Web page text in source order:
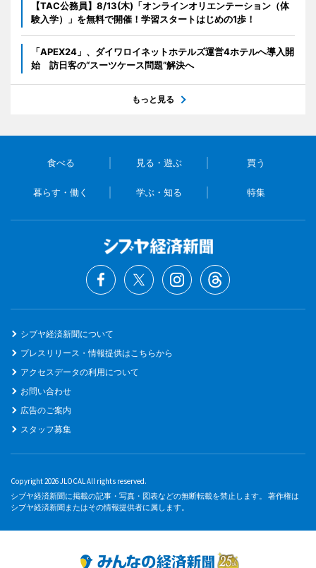
【TAC公務員】8/13(木)「オンラインオリエンテーション（体
験入学）」を無料で開催！学習スタートはじめの1歩！
「APEX24」、ダイワロイネットホテルズ運営4ホテルへ導入開
始 訪日客の“スーツケース問題”解決へ
もっと見る
食べる 見る・遊ぶ 買う
暮らす・働く 学ぶ・知る 特集
シブヤ経済新聞について
プレスリリース・情報提供はこちらから
アクセスデータの利用について
お問い合わせ
広告のご案内
スタッフ募集
Copyright 2026 JLOCAL All rights reserved.
シブヤ経済新聞に掲載の記事・写真・図表などの無断転載を禁止します。 著作権は
シブヤ経済新聞またはその情報提供者に属します。